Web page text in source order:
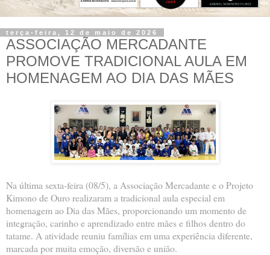
terça-feira, 12 de maio de 2026
ASSOCIAÇÃO MERCADANTE
PROMOVE TRADICIONAL AULA EM
HOMENAGEM AO DIA DAS MÃES
Na última sexta-feira (08/5), a Associação Mercadante e o Projeto
Kimono de Ouro realizaram a tradicional aula especial em
homenagem ao Dia das Mães, proporcionando um momento de
integração, carinho e aprendizado entre mães e filhos dentro do
tatame. A atividade reuniu famílias em uma experiência diferente,
marcada por muita emoção, diversão e união.